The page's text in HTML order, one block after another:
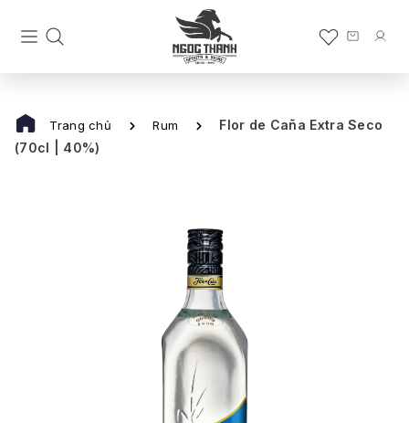
Trang chủ Rum
Flor de Caña Extra Seco
(70cl | 40%)